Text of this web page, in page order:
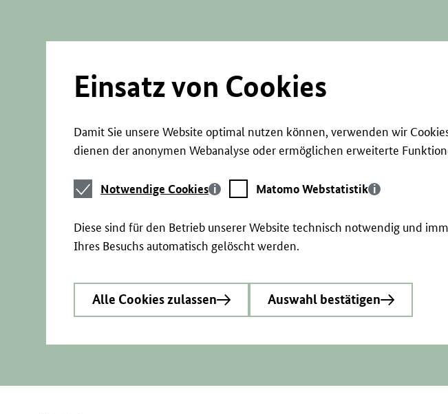
Einsatz von Cookies
Damit Sie unsere Website optimal nutzen können, verwenden wir
dienen der anonymen Webanalyse oder ermöglichen erweiterte
Notwendige
Cookies
Notwendige Cookies
Matomo
Webstatistik
Matomo Webstatistik
Diese sind für den Betrieb unserer Website technisch notwendig und
Ihres Besuchs automatisch gelöscht werden.
Alle Cookies zulassen Auswahl bestätigen